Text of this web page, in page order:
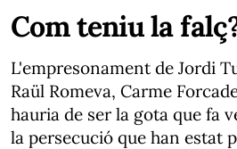
Com teniu la
L'empresonament de Jordi
Raül Romeva, Carme
hauria de ser la gota que fa
la persecució que han estat